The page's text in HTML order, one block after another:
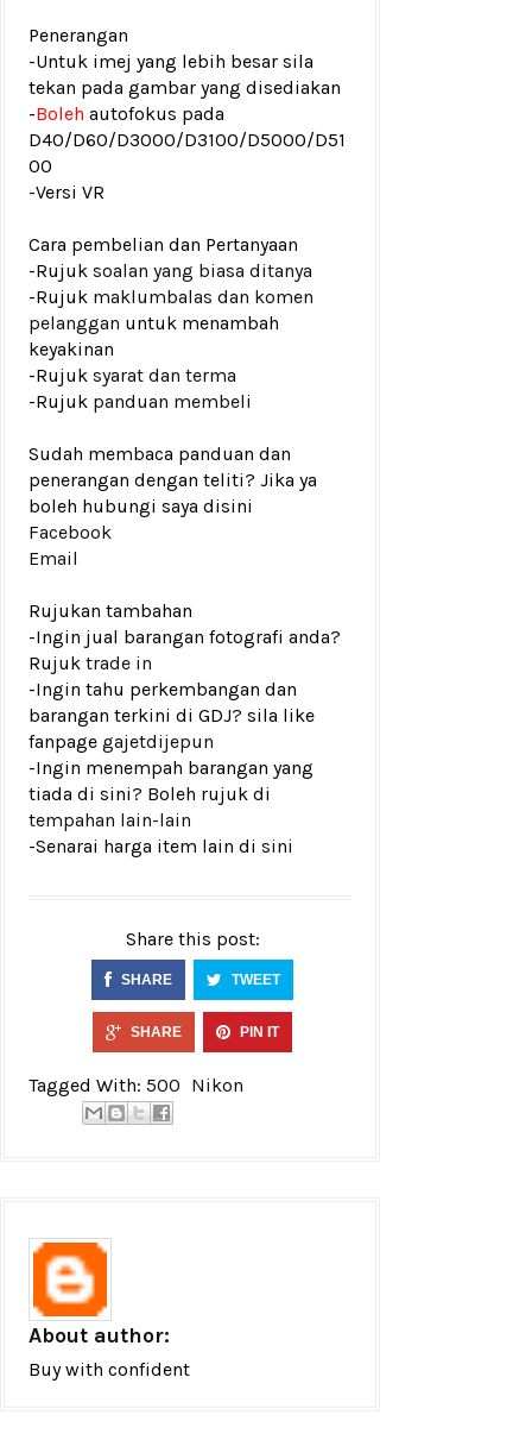
Penerangan
-Untuk imej yang lebih besar sila
tekan pada gambar yang disediakan
-Boleh autofokus pada
D40/D60/D3000/D3100/D5000/D51
00
-Versi VR
Cara pembelian dan Pertanyaan
-Rujuk soalan yang biasa ditanya
-Rujuk maklumbalas dan komen
pelanggan untuk menambah
keyakinan
-Rujuk syarat dan terma
-Rujuk panduan membeli
Sudah membaca panduan dan
penerangan dengan teliti? Jika ya
boleh hubungi saya disini
Facebook
Email
Rujukan tambahan
-Ingin jual barangan fotografi anda?
Rujuk trade in
-Ingin tahu perkembangan dan
barangan terkini di GDJ? sila like
fanpage gajetdijepun
-Ingin menempah barangan yang
tiada di sini? Boleh rujuk di
tempahan lain-lain
-Senarai harga item lain di sini
Share this post:
SHARE TWEET
SHARE PIN IT
Tagged With: 500 Nikon
About author:
Buy with confident